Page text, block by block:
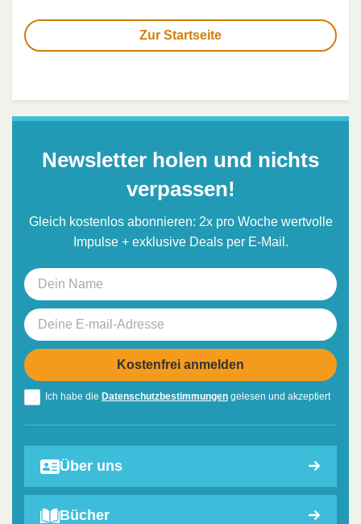
Zur Startseite
Newsletter holen und nichts
verpassen!
Gleich kostenlos abonnieren: 2x pro Woche wertvolle
Impulse + exklusive Deals per E-Mail.
Ich habe die Datenschutzbestimmungen gelesen und akzeptiert
Über uns
Bücher